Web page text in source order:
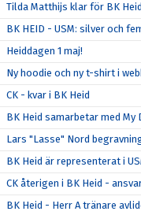
Tilda Matthijs klar för BK Heid
BK HEID - USM: silver och
Heiddagen 1 maj!
Ny hoodie och ny t-shirt i
CK - kvar i BK Heid
BK Heid samarbetar med My
Lars "Lasse" Nord
BK Heid är representerat i
CK återigen i BK Heid -
BK Heid - Herr A tränare